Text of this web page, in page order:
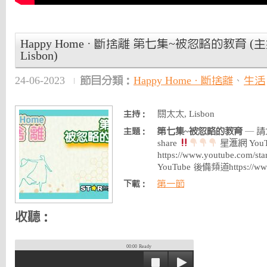
Happy Home · 斷捨離 第七集~被忽略的教育 (
Lisbon)
24-06-2023 節目分類： Happy Home · 斷捨離 、 生活
主持： 關太太, Lisbon
主題： 第七集~被忽略的教育 — 請
share
星滙網
https://www.youtube.com/
YouTube 後備頻道https://
下載： 第一節
收聽：
00:00 Ready